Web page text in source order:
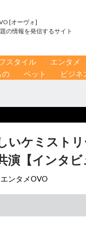
[オーヴォ]
の情報を発信するサイト
スタイル エンタメ
の ペット ビジネ
いケミスト
演【インタビ
エンタメOVO